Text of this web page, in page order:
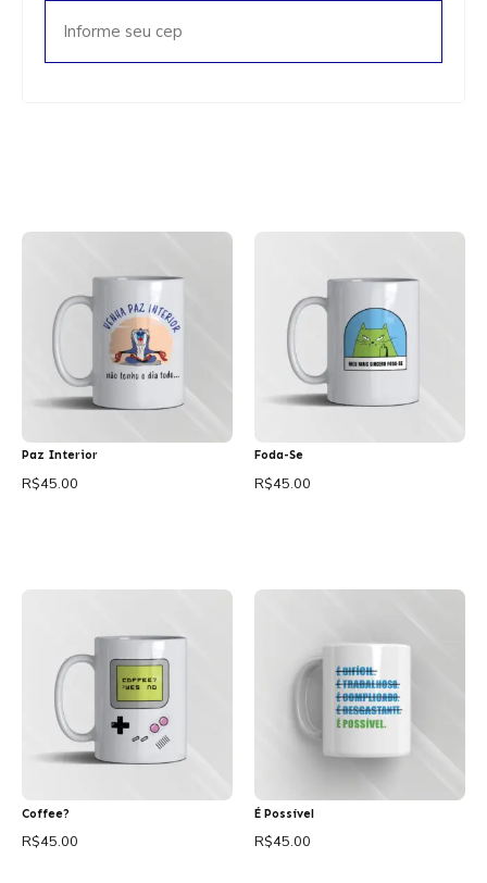
Paz Interior
R$45.00
Foda-Se
R$45.00
Coffee?
R$45.00
É Possível
R$45.00